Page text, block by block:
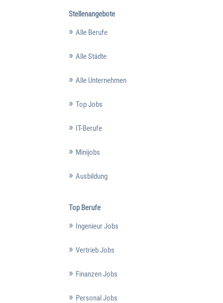
Stellenangebote
Alle Berufe
Alle Städte
Alle Unternehmen
Top Jobs
IT-Berufe
Minijobs
Ausbildung
Top Berufe
Ingenieur Jobs
Vertrieb Jobs
Finanzen Jobs
Personal Jobs